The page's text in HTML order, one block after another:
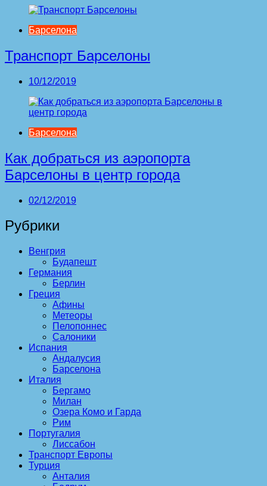
Барселона
Транспорт Барселоны
10/12/2019
Барселона
Как добраться из аэропорта
Барселоны в центр города
02/12/2019
Рубрики
Венгрия
Будапешт
Германия
Берлин
Греция
Афины
Метеоры
Пелопоннес
Салоники
Испания
Андалусия
Барселона
Италия
Бергамо
Милан
Озера Комо и Гарда
Рим
Португалия
Лиссабон
Транспорт Европы
Турция
Анталия